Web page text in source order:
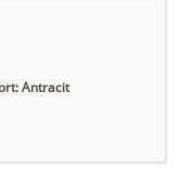
Antracit